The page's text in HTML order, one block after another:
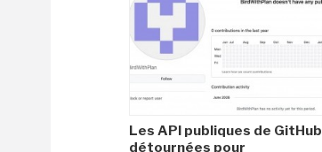
Les API publiques de GitHub
détournées pour